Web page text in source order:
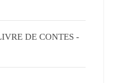
DE CONTES -